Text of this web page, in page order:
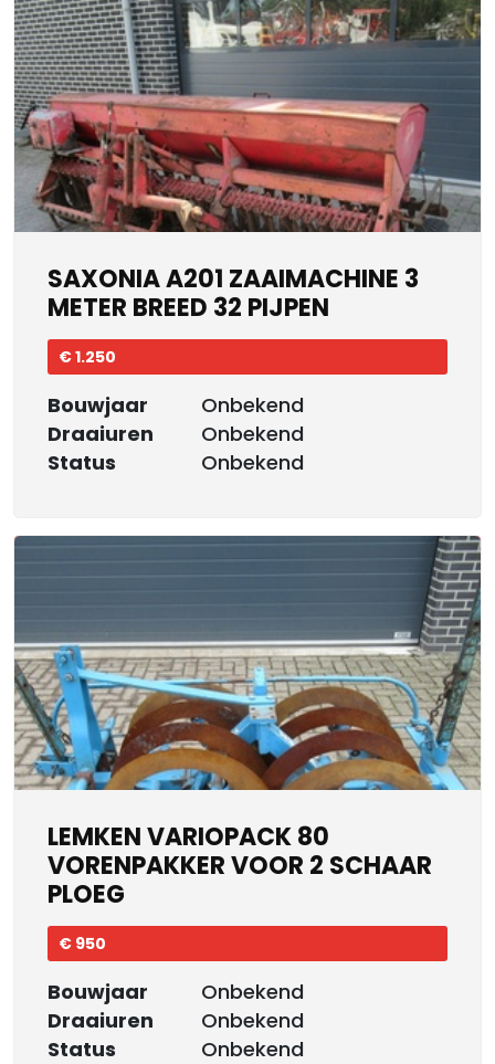
SAXONIA A201 ZAAIMACHINE 3
METER BREED 32 PIJPEN
€ 1.250
Bouwjaar
Onbekend
Draaiuren
Onbekend
Status
Onbekend
LEMKEN VARIOPACK 80
VORENPAKKER VOOR 2 SCHAAR
PLOEG
€ 950
Bouwjaar
Onbekend
Draaiuren
Onbekend
Status
Onbekend